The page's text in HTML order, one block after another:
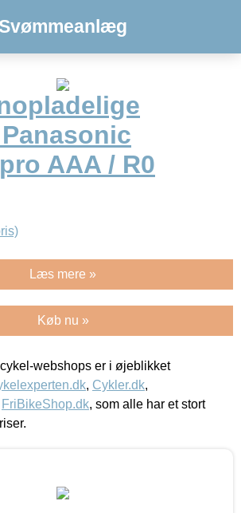
Svømmeanlæg
AAA / R0
Læs mere »
Køb nu »
webshops er i øjeblikket
, Cykler.dk,
FriBikeShop.dk, som alle har et stort